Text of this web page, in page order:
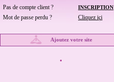
Pas de compte client ? INSCRIPTION
Mot de passe perdu ? Cliquez içi
Ajoutez votre site